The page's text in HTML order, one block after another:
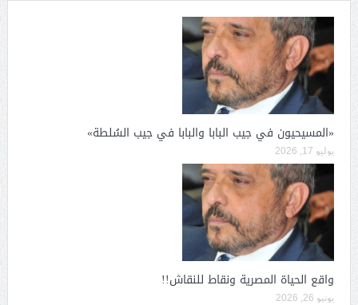
«المسيحيون في جيب البابا والبابا في جيب السُلطة»
يوليو 17, 2026
واقع الحياة المصرية ونقاط للنقاش!!
يونيو 26, 2026